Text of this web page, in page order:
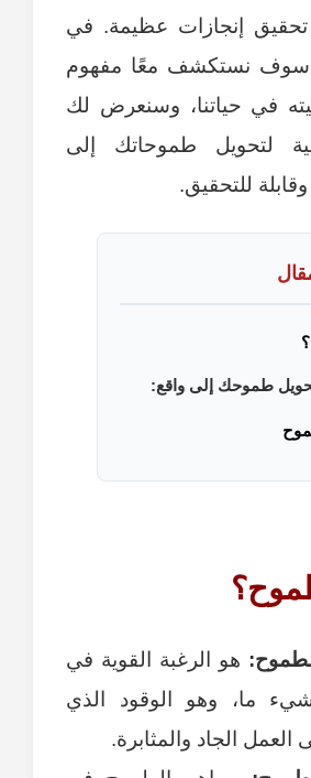
تحقيق إنجازات عظيمة. في
سوف نستكشف معًا مفهوم
في حياتنا، وسنعرض لك
لتحويل طموحاتك إلى
للتحقيق.
طموحك إلى واقع:
هو الرغبة القوية في
ما، وهو الوقود الذي
العمل الجاد والمثابرة.